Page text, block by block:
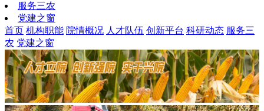
服务三农
党建之窗
首页 机构职能 院情概况 人才队伍 创新平台 科研动态 服务三
农 党建之窗